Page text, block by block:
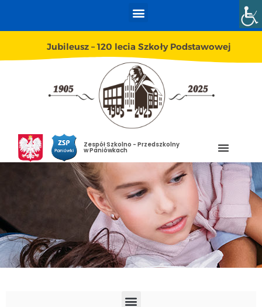
Jubileusz – 120 lecia Szkoły Podstawowej
Zespół Szkolno - Przedszkolny
w Paniówkach